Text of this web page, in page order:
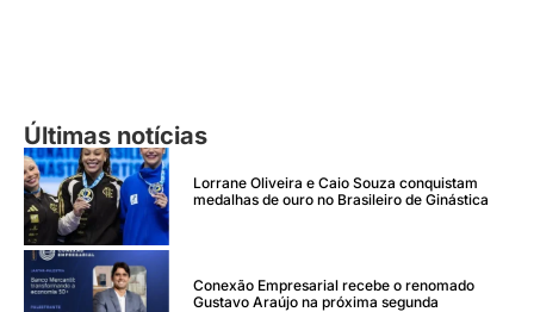
Últimas notícias
Lorrane Oliveira e Caio Souza conquistam
medalhas de ouro no Brasileiro de Ginástica
Conexão Empresarial recebe o renomado
Gustavo Araújo na próxima segunda